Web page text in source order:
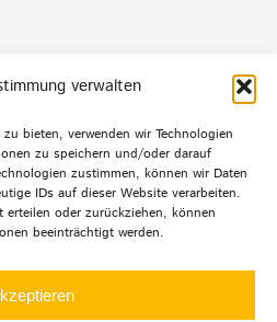
verwalten
bieten, verwenden wir Technologien
zu speichern und/oder darauf
zustimmen, können wir Daten
IDs auf dieser Website verarbeiten.
oder zurückziehen, können
beeinträchtigt werden.
Rechte